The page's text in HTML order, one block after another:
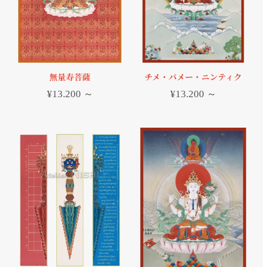
無量寿菩薩
¥13.200 ～
チメ・パメー・ニンティク
¥13.200 ～